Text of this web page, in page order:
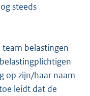
steeds
team belastingen
op zijn/haar naam
leidt dat de